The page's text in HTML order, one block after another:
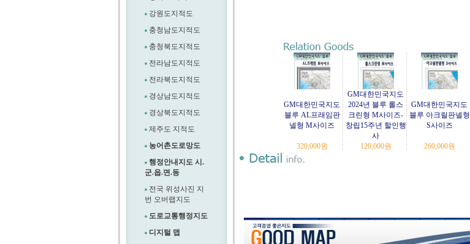
강원도지적도
충청남도지적도
충청북도지적도
전라남도지적도
전라북도지적도
경상남도지적도
경상북도지적도
제주도 지적도
농어촌도로망도
행정안내지도 시.
군.읍.면.동
전국 위성사진 지
번 오버랩지도
도로교통행정지도
디지털 맵
GM대한민국지도
블루 AL프래임판
넬형 M사이즈
GM대한민국지도
2024년 블루 롤스
크린형 M사이즈-
창립15주년 할인행
사
GM대한민국지도
블루 아크릴판넬형
S사이즈
320,000원 120,000원 260,000원